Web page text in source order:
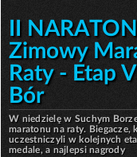
II
Zimowy
Raty - Etap
Bór
W niedzielę w Suchym
maratonu na raty. Biegacze,
uczestniczyli w kolejnych
medale, a najlepsi nagrody